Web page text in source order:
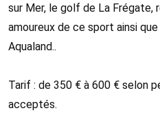
sur Mer, le golf de La Frégate,
amoureux de ce sport ainsi
Aqualand..
Tarif : de 350 € à 600 € selon
acceptés.